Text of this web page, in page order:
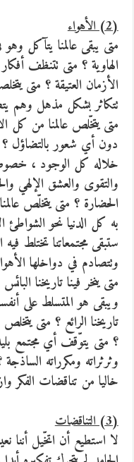
(2) الأهواء
متى يبقى عالمنا يتآكل
الهاوية ؟ متى تتنظف
الأزمان العتيقة ؟ متى
تتكاثر بشكل مذهل وهم
متى يتخّلص عالمنا من كل
دون أي شعور بالتضاؤل
خلاله كل الوجود ،
والتقوى والعشق الإلهي
الحضارة ؟ متى يتخلّص
به كل الدنيا نحو الشواطئ
ستبقى مجتمعاتنا تختلط
وتتصادم في دواخلها
متى ينخر فينا تاريخنا
ويبقى هو المتسلط على
تاريخنا الرائع ؟ متى يتخلص
؟ متى يتوّقف أي مجتمع
وثرثراته ومكرراته
خاليا من تناقضات الفكر
(3) التناقضات
لا استطيع أن اتخّيل أننا